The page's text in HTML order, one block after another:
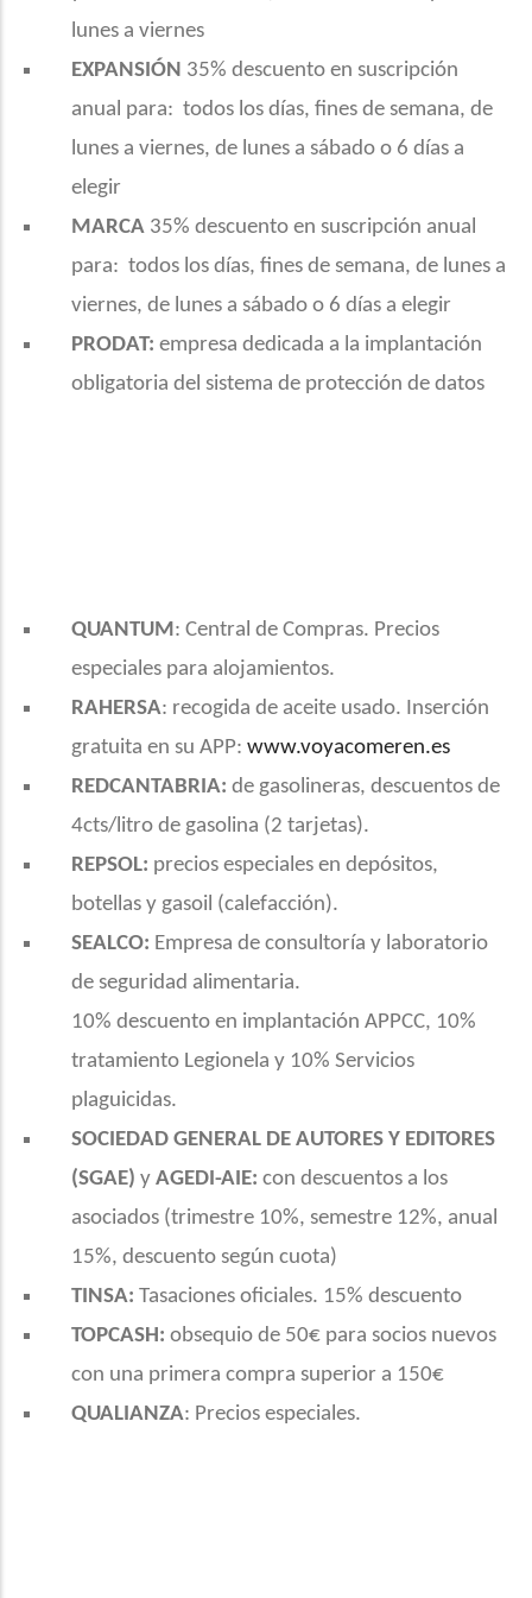
lunes a viernes
EXPANSIÓN 35% descuento en suscripción
anual para: todos los días, fines de semana, de
lunes a viernes, de lunes a sábado o 6 días a
elegir
MARCA 35% descuento en suscripción anual
para: todos los días, fines de semana, de lunes a
viernes, de lunes a sábado o 6 días a elegir
PRODAT: empresa dedicada a la implantación
obligatoria del sistema de protección de datos
QUANTUM: Central de Compras. Precios
especiales para alojamientos.
RAHERSA: recogida de aceite usado. Inserción
gratuita en su APP: www.voyacomeren.es
REDCANTABRIA: de gasolineras, descuentos de
4cts/litro de gasolina (2 tarjetas).
REPSOL: precios especiales en depósitos,
botellas y gasoil (calefacción).
SEALCO: Empresa de consultoría y laboratorio
de seguridad alimentaria.
10% descuento en implantación APPCC, 10%
tratamiento Legionela y 10% Servicios
plaguicidas.
SOCIEDAD GENERAL DE AUTORES Y EDITORES
(SGAE) y AGEDI-AIE: con descuentos a los
asociados (trimestre 10%, semestre 12%, anual
15%, descuento según cuota)
TINSA: Tasaciones oficiales. 15% descuento
TOPCASH: obsequio de 50€ para socios nuevos
con una primera compra superior a 150€
QUALIANZA: Precios especiales.